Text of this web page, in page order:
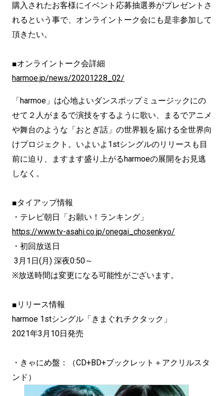
購入されたお客様にイベント応募抽選券がプレゼントさ
れるという事で、オンライントーク会にも是非参加して
頂きたい。
■オンライントーク会詳細
harmoe.jp/news/20201228_02/
「harmoe」は心地よいダンスポップミュージックにの
せて２人がまるで演技をするように歌い、まるでアニメ
や舞台のような「おとぎ話」の世界観を届ける全世界向
けプロジェクト。いよいよ1stシングルのリリースも目
前に迫り、ますます盛り上がるharmoeの展開をお見逃
しなく。
■タイアップ情報
・テレビ朝日「お願い！ランキング」
https://www.tv-asahi.co.jp/onegai_chosenkyo/
・初回放送日
3月1日(月) 深夜0:50～
※放送時間は変更になる可能性がございます。
■リリース情報
harmoe 1stシングル「きまぐれチクタック」
2021年3月10日発売
・きゃにめ盤：（CD+BD+ブックレット＋アクリルスタ
ンド）